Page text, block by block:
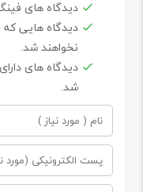
دیدگاه های
دیدگاه هایی که
نخواهند شد.
دیدگاه های
شد.